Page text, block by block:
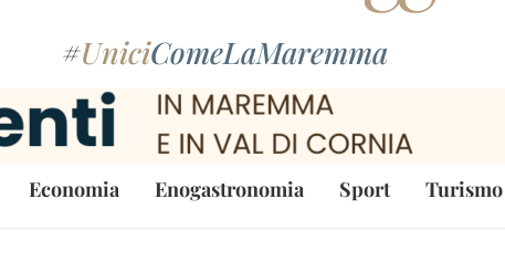
#UniciComeLaMaremma
Economia Enogastronomia Sport Turismo